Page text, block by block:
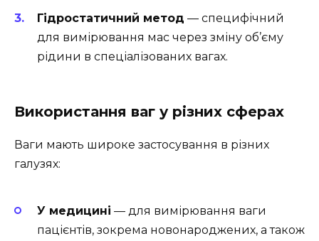
Гідростатичний метод — специфічний
для вимірювання мас через зміну об’єму
рідини в спеціалізованих вагах.
Використання ваг у різних сферах
Ваги мають широке застосування в різних
галузях:
У медицині — для вимірювання ваги
пацієнтів, зокрема новонароджених, а також